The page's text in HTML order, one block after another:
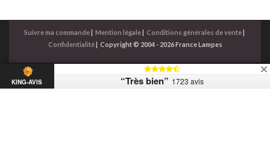
Suivre ma commande| Mention légale| Conditions générales de vente|
Confidentialité| Copyright © 2004 - 2026 France Lampes
KING-AVIS “Très bien” 1723 avis